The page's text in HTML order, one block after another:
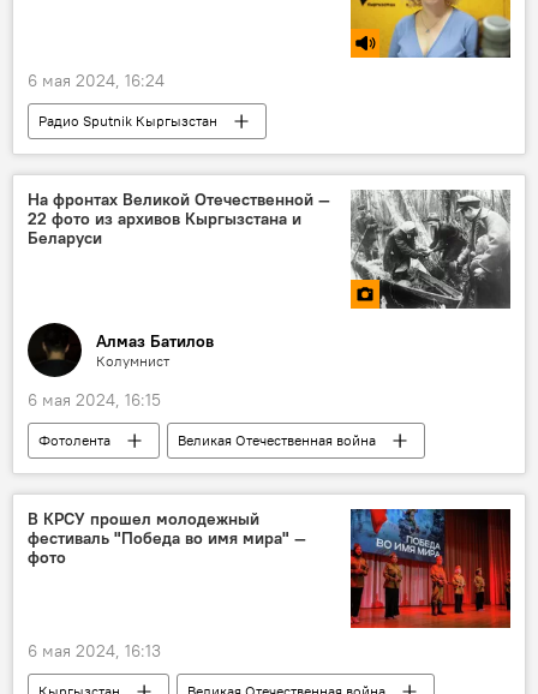
6 мая 2024, 16:24
Радио Sputnik Кыргызстан
Великая Отечественная война
память
победа
единство
На фронтах Великой Отечественной —
22 фото из архивов Кыргызстана и
Беларуси
Алмаз Батилов
Колумнист
6 мая 2024, 16:15
Фотолента
Великая Отечественная война
фото
война
Кыргызстан
Беларусь
79-летие Победы в ВОВ — вклад кыргызстанцев
В КРСУ прошел молодежный
фестиваль "Победа во имя мира" —
фото
6 мая 2024, 16:13